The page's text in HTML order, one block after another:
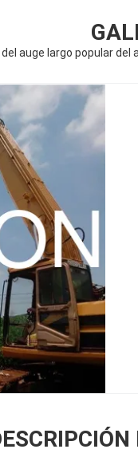
auge largo popular